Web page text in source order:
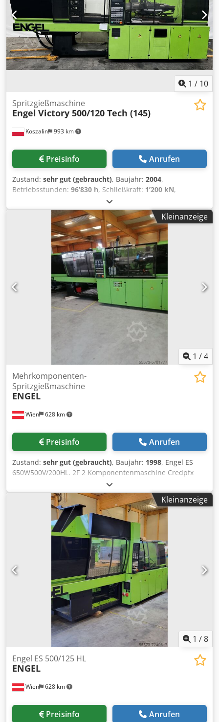
Angeboten bzw. Auftragsbestätigungen ausgewiesen.
1 / 10
Koszalin 993 km
Spritzgießmaschine
Engel Victory 500/120 Tech (145)
Preisinfo Anrufen
Zustand: sehr gut (gebraucht), Baujahr: 2004,
Betriebsstunden: 96’830 h, Schließkraft: 1’200 kN,
40 mm
Spritzgewicht:231 g, Engel Victory 500/120 Tech (145) ohne
Trichter Allgemeine Information Artikelnummer: 145
Verfügbarkeit: Auf Lager Baujahr: 2004 Marke: Engel
Technische Daten Spritzgewicht: 231 g Schliesskraft: 1,200
kN Schneckendurchmesser: 40 mm Spritzdruck: 1300(2020)
bar Holmabstand: Holmlose Aufspannplattengrosse: 740 x
680 mm Steuerung: CC200 Sprache: Deutsche Leistung: 41
kW Betriebsstunden: 96830 h Codpfx Agjvt Sbbofsrf
Gewicht: 7400 kg Abmessung: 5 x 1,7 m Trichter: Nein
Kernzug: Ja Euromap: Ja
Kleinanzeige
1 /4
Wien 628 km
Mehrkomponenten-
Spritzgießmaschine
ENGEL
Preisinfo Anrufen
Zustand: sehr gut (gebraucht), Baujahr: 1998, Engel ES
650W500V/200HL. 2F 2 Komponentenmaschine Credpfx
Agjgrafvefof  Holmlos  2000 KN Schließkraft 
Schneckendurchmesser Aggr.1: 45 mm, Aggr.2: 45 mm 
Max. Hubvolumen Aggr.1: 226 cm³, Aggr.2: 183 cm³ 
Einbaumaße WKZ: min 250 mm, max 750 m  Baujahr:
Kleinanzeige
1 /8
Wien 628 km
Engel ES 500/125 HL
ENGEL
Preisinfo Anrufen